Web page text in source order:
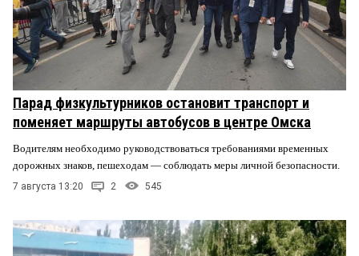
Парад физкультурников остановит транспорт и
поменяет маршруты автобусов в центре Омска
Водителям необходимо руководствоваться требованиями временных
дорожных знаков, пешеходам — соблюдать меры личной безопасности.
7 августа 13:20 2 545